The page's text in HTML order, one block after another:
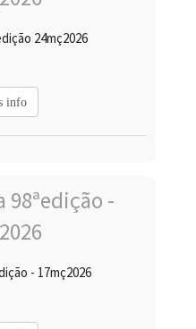
24mç2026
info
- 17mç2026